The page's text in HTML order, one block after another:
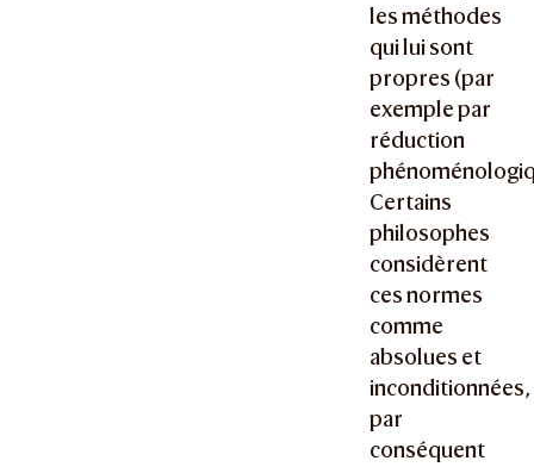
les méthodes
qui lui sont
propres (par
exemple par
réduction
Certains
philosophes
considèrent
ces normes
comme
absolues et
inconditionnées,
par
conséquent